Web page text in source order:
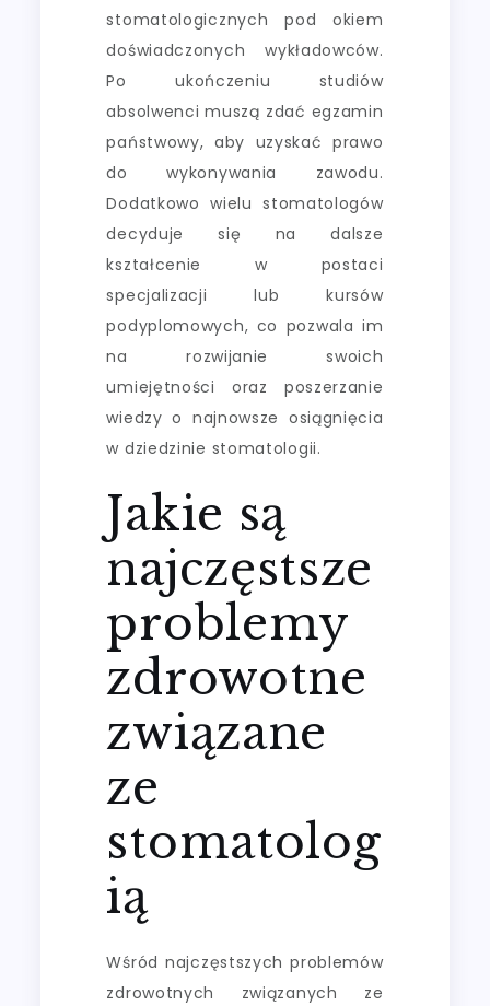
stomatologicznych pod okiem
doświadczonych wykładowców.
Po ukończeniu studiów
absolwenci muszą zdać egzamin
państwowy, aby uzyskać prawo
do wykonywania zawodu.
Dodatkowo wielu stomatologów
decyduje się na dalsze
kształcenie w postaci
specjalizacji lub kursów
podyplomowych, co pozwala im
na rozwijanie swoich
umiejętności oraz poszerzanie
wiedzy o najnowsze osiągnięcia
w dziedzinie stomatologii.
Jakie są
najczęstsze
problemy
zdrowotne
związane
ze
stomatolog
ią
Wśród najczęstszych problemów
zdrowotnych związanych ze